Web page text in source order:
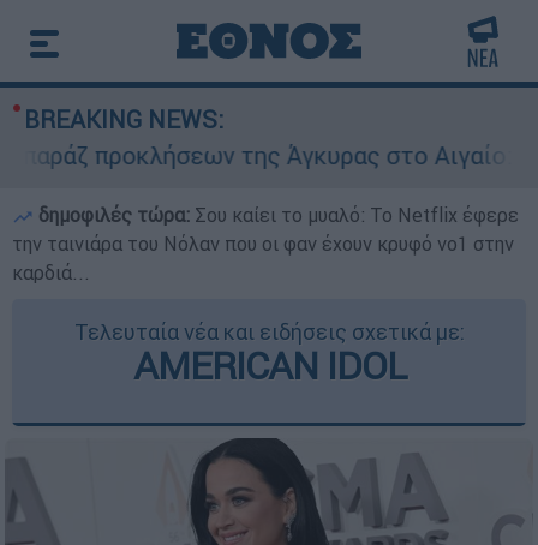
BREAKING NEWS:
προκλήσεων της Άγκυρας στο Αιγαίο:
δημοφιλές τώρα: Σου καίει το μυαλό: Το Netflix έφερε
την ταινιάρα του Νόλαν που οι φαν έχουν κρυφό νο1 στην
καρδιά...
Τελευταία νέα και ειδήσεις σχετικά με:
AMERICAN IDOL